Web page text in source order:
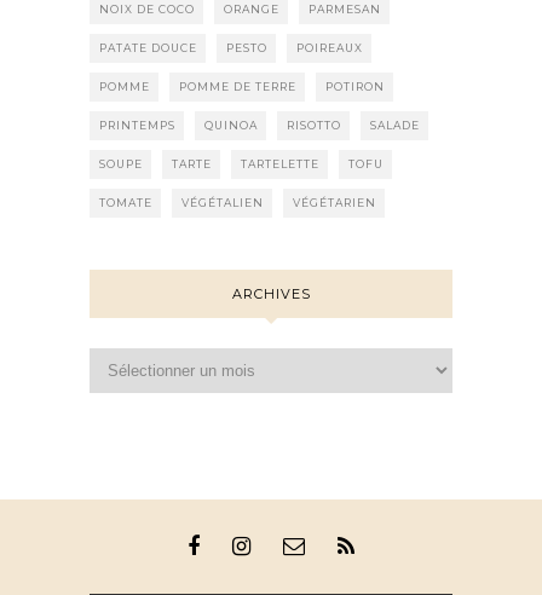
NOIX DE COCO ORANGE PARMESAN
PATATE DOUCE PESTO POIREAUX
POMME POMME DE TERRE POTIRON
PRINTEMPS QUINOA RISOTTO SALADE
SOUPE TARTE TARTELETTE TOFU
TOMATE VÉGÉTALIEN VÉGÉTARIEN
ARCHIVES